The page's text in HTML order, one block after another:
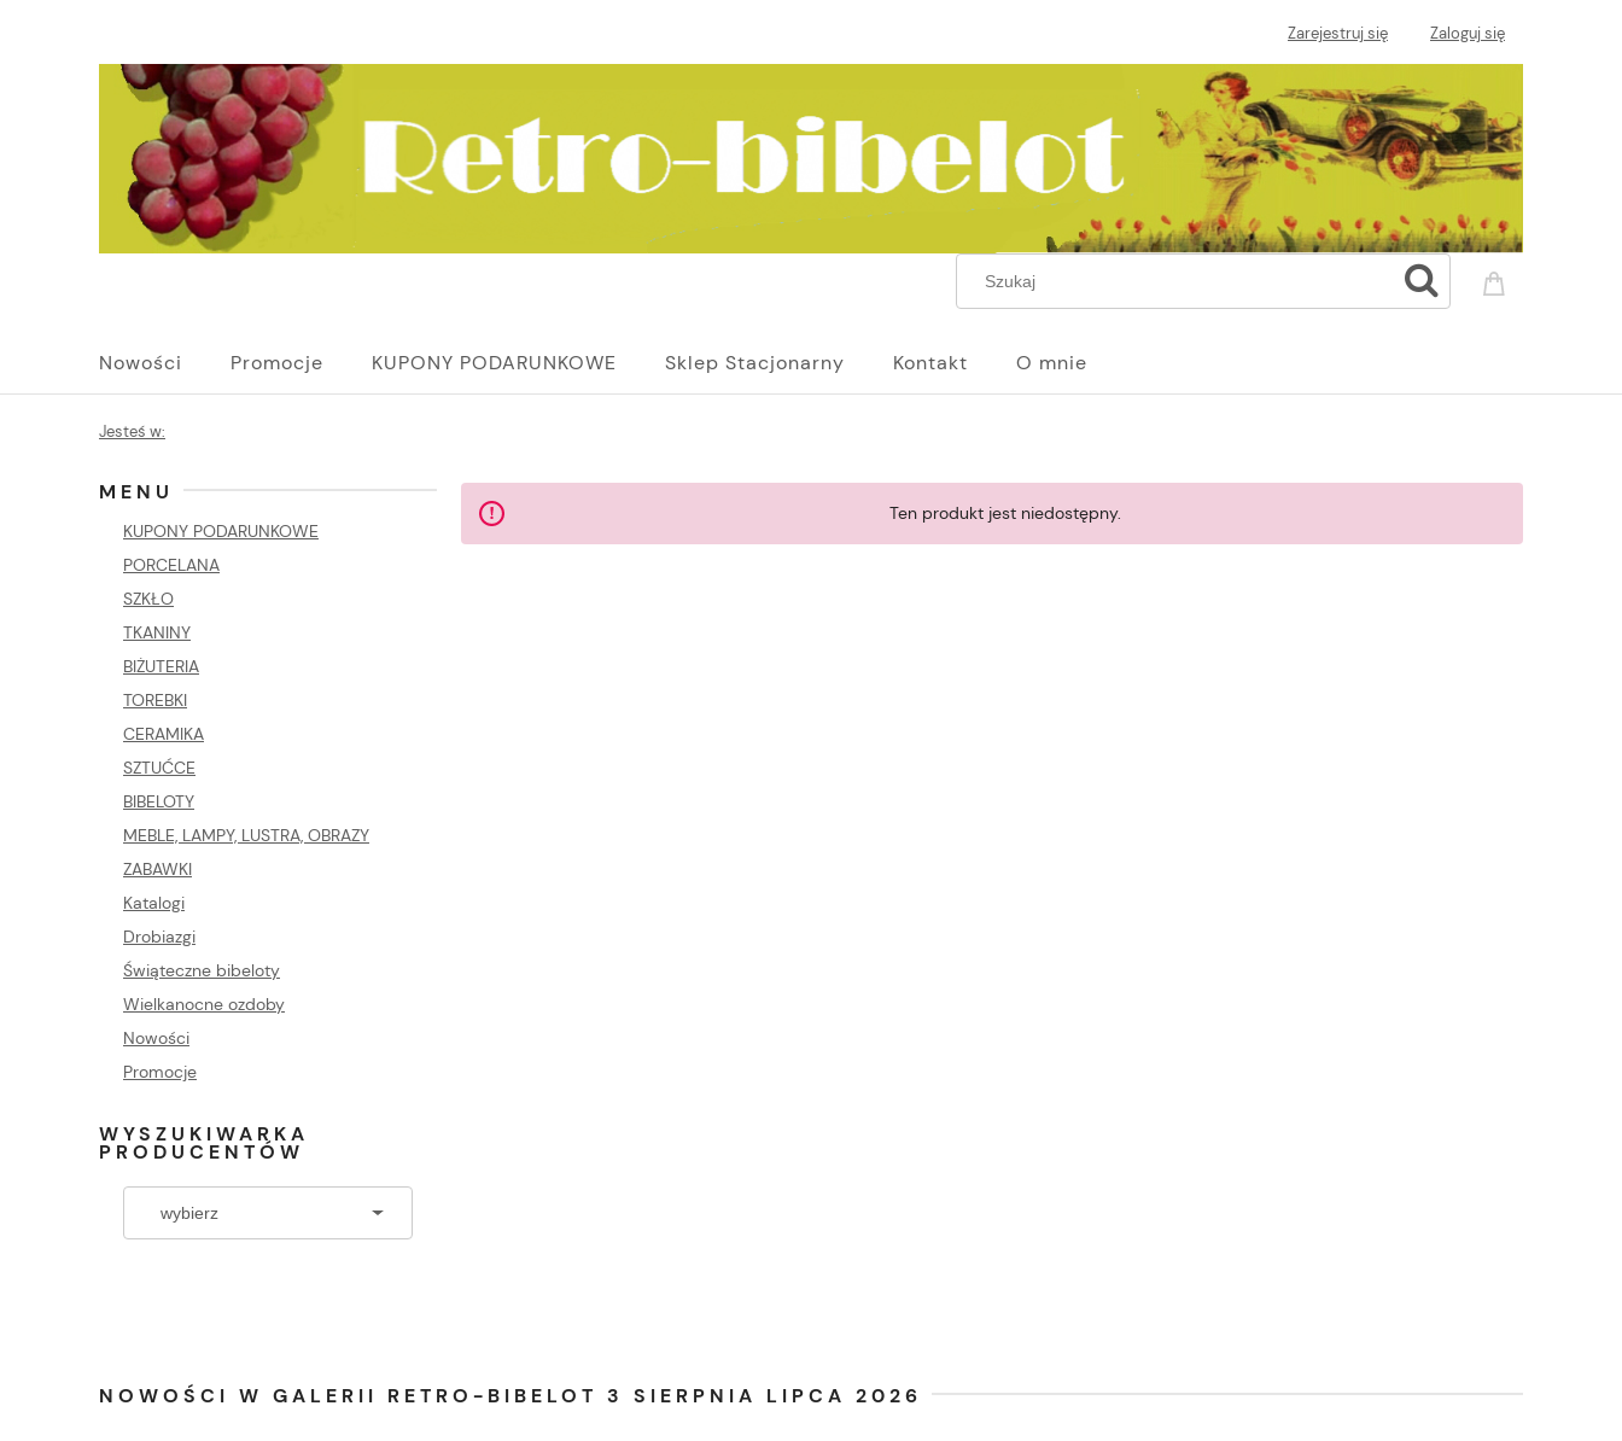
Zarejestruj się Zaloguj się
Nowości Promocje KUPONY PODARUNKOWE Sklep Stacjonarny Kontakt O mnie
Jesteś w:
MENU
KUPONY PODARUNKOWE
PORCELANA
SZKŁO
TKANINY
BIŻUTERIA
TOREBKI
CERAMIKA
SZTUĆCE
BIBELOTY
MEBLE, LAMPY, LUSTRA, OBRAZY
ZABAWKI
Katalogi
Drobiazgi
Świąteczne bibeloty
Wielkanocne ozdoby
Nowości
Promocje
WYSZUKIWARKA
PRODUCENTÓW
Ten produkt jest niedostępny.
NOWOŚCI W GALERII RETRO-BIBELOT 3 SIERPNIA LIPCA 2026